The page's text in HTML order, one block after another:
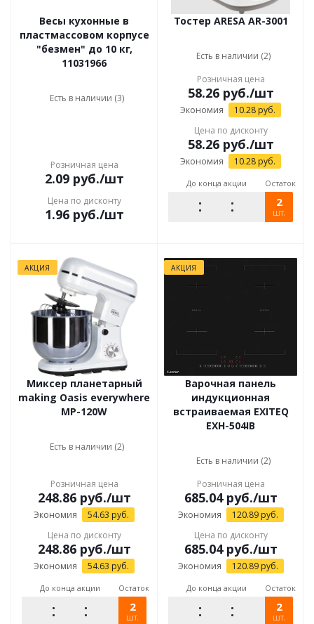
Весы кухонные в
пластмассовом корпусе
"безмен" до 10 кг,
11031966
Есть в наличии (3)
Розничная цена
2.09руб./шт
Цена по дисконту
1.96руб./шт
Тостер ARESA AR-3001
Есть в наличии (2)
Розничная цена
58.26руб./шт
Экономия 10.28 руб.
Цена по дисконту
58.26руб./шт
Экономия 10.28 руб.
До конца акции Остаток
2
шт.
АКЦИЯ
Миксер планетарный
making Oasis everywhere
MP-120W
Есть в наличии (2)
Розничная цена
248.86руб./шт
Экономия 54.63 руб.
Цена по дисконту
248.86руб./шт
Экономия 54.63 руб.
До конца акции Остаток
2
шт.
АКЦИЯ
Варочная панель
индукционная
встраиваемая EXITEQ
EXH-504IB
Есть в наличии (2)
Розничная цена
685.04руб./шт
Экономия 120.89руб.
Цена по дисконту
685.04руб./шт
Экономия 120.89руб.
До конца акции Остаток
2
шт.